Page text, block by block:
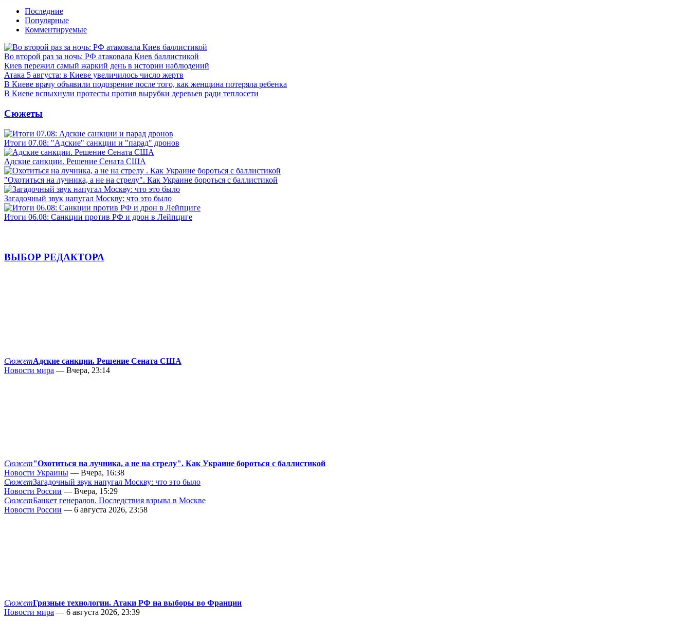
Последние
Популярные
Комментируемые
Во второй раз за ночь: РФ атаковала Киев баллистикой
Киев пережил самый жаркий день в истории наблюдений
Атака 5 августа: в Киеве увеличилось число жертв
В Киеве врачу объявили подозрение после того, как женщина потеряла ребенка
В Киеве вспыхнули протесты против вырубки деревьев ради теплосети
Сюжеты
Итоги 07.08: "Адские" санкции и "парад" дронов
Адские санкции. Решение Сената США
"Охотиться на лучника, а не на стрелу". Как Украине бороться с баллистикой
Загадочный звук напугал Москву: что это было
Итоги 06.08: Санкции против РФ и дрон в Лейпциге
ВЫБОР РЕДАКТОРА
СюжетАдские санкции. Решение Сената США
Новости мира — Вчера, 23:14
Сюжет"Охотиться на лучника, а не на стрелу". Как Украине бороться с баллистикой
Новости Украины — Вчера, 16:38
СюжетЗагадочный звук напугал Москву: что это было
Новости России — Вчера, 15:29
СюжетБанкет генералов. Последствия взрыва в Москве
Новости России — 6 августа 2026, 23:58
СюжетГрязные технологии. Атаки РФ на выборы во Франции
Новости мира — 6 августа 2026, 23:39